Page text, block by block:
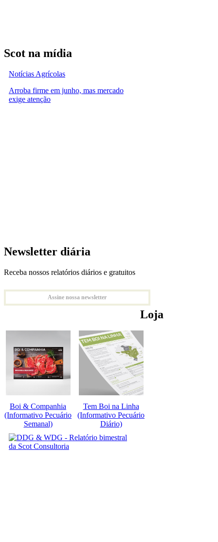
Scot na mídia
Notícias Agrícolas
Arroba firme em junho, mas mercado
exige atenção
Newsletter diária
Receba nossos relatórios diários e gratuitos
Assine nossa newsletter
Loja
Boi & Companhia
(Informativo Pecuário
Semanal)
Tem Boi na Linha
(Informativo Pecuário
Diário)